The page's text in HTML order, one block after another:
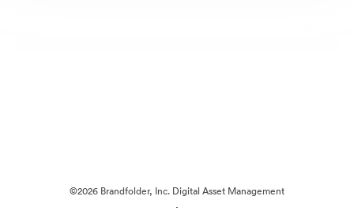
©2026 Brandfolder, Inc. Digital Asset Management
·